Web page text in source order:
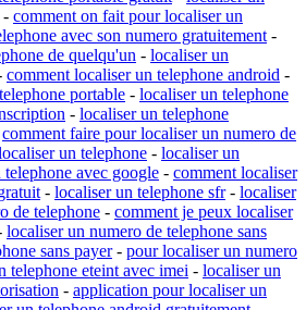
- comment on fait pour localiser un
avec son numero gratuitement-
de quelqu'un - localiser un
comment localiser un telephone android -
portable - localiser un telephone
- localiser un telephone
comment faire pour localiser un numero de
un telephone - localiser un
avec google - comment localiser
- localiser un telephone sfr- localiser
de telephone - comment je peux localiser
localiser un numero de telephone sans
sans payer- pour localiser un numero
telephone eteint avec imei - localiser un
- application pour localiser un